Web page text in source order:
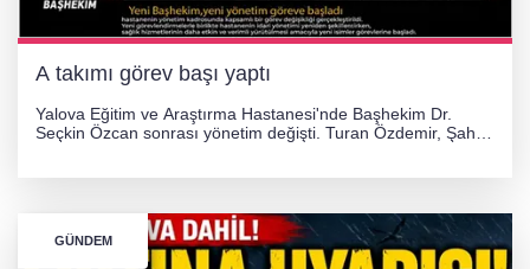
A takımı görev başı yaptı
Yalova Eğitim ve Araştırma Hastanesi'nde Başhekim Dr.
Seçkin Özcan sonrası yönetim değişti. Turan Özdemir, Şahin
GÜNDEM